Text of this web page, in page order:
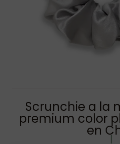
Scrunchie a la
premium color
en